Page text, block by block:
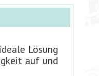
Lösung
auf und